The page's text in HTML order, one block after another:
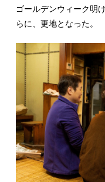
ゴールデンウィーク明
らに、更地となった。